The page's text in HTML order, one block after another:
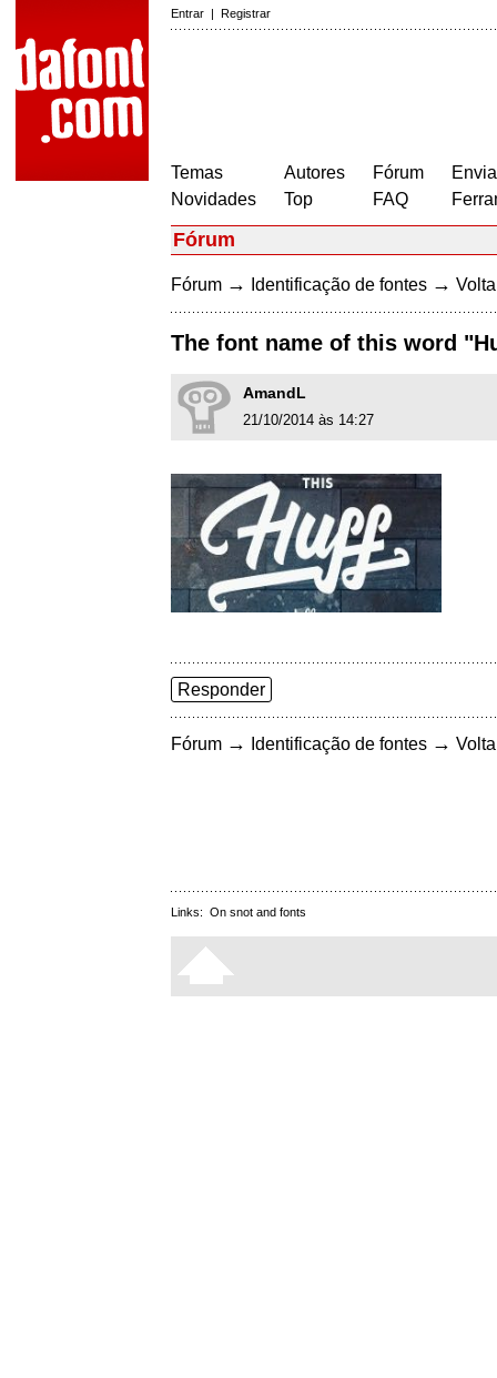
Entrar | Registrar
Temas
Novidades
Autores
Top
Fórum
FAQ
Fórum
Fórum → Identificação de fontes →
The font name of this word
AmandL
21/10/2014 às 14:27
Responder
Fórum → Identificação de fontes →
Links: On snot and fonts